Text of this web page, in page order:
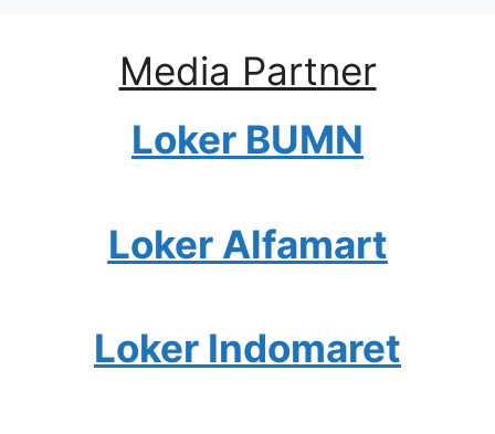
Media Partner
Loker BUMN
Loker Alfamart
Loker Indomaret